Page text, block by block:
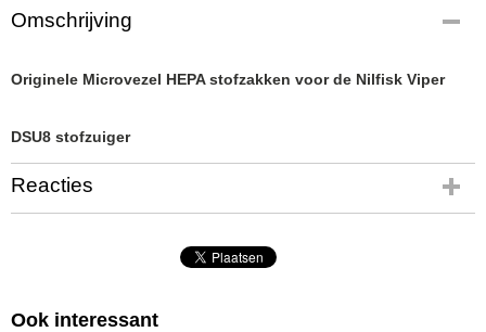
Productcode
VI3750
Omschrijving
Originele Microvezel HEPA stofzakken voor de Nilfisk Viper
DSU8 stofzuiger
Reacties
Ook interessant